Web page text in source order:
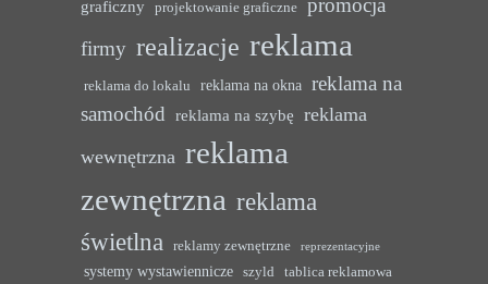
graficzny
projektowanie graficzne
promocja
firmy realizacje reklama
reklama do lokalu reklama na okna reklama na
samochód reklama na szybę reklama
wewnętrzna reklama
zewnętrzna reklama
świetlna
reklamy zewnętrzne reprezentacyjne
systemy wystawiennicze szyld tablica reklamowa